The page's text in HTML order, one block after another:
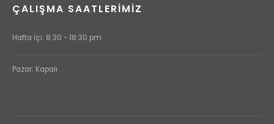
ÇALIŞMA SAATLERİMİZ
Hafta İçi: 8:30 - 18:30 pm
Pazar: Kapalı